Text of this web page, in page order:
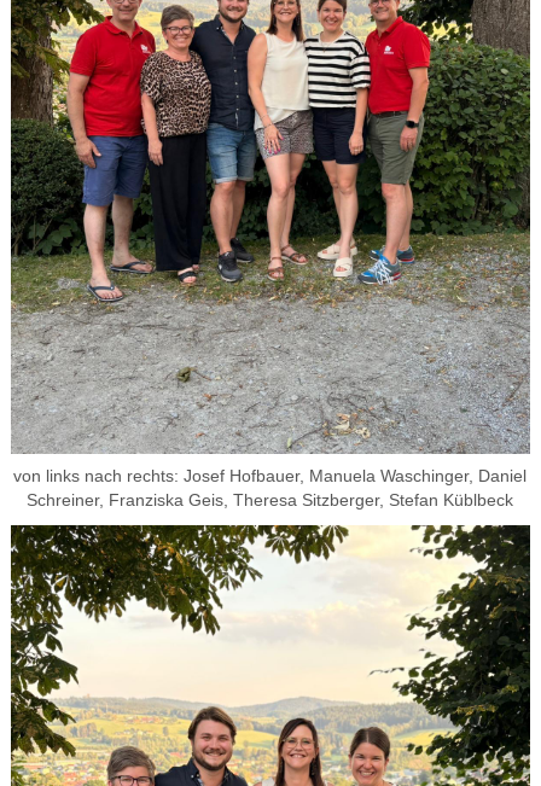
von links nach rechts: Josef Hofbauer, Manuela Waschinger, Daniel
Schreiner, Franziska Geis, Theresa Sitzberger, Stefan Küblbeck